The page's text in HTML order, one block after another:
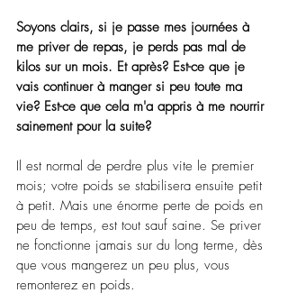
Soyons clairs, si je passe mes journées à
me priver de repas, je perds pas mal de
kilos sur un mois. Et après? Est-ce que je
vais continuer à manger si peu toute ma
vie? Est-ce que cela m'a appris à me nourrir
sainement pour la suite?
Il est normal de perdre plus vite le premier
mois; votre poids se stabilisera ensuite petit
à petit. Mais une énorme perte de poids en
peu de temps, est tout sauf saine. Se priver
ne fonctionne jamais sur du long terme, dès
que vous mangerez un peu plus, vous
remonterez en poids.